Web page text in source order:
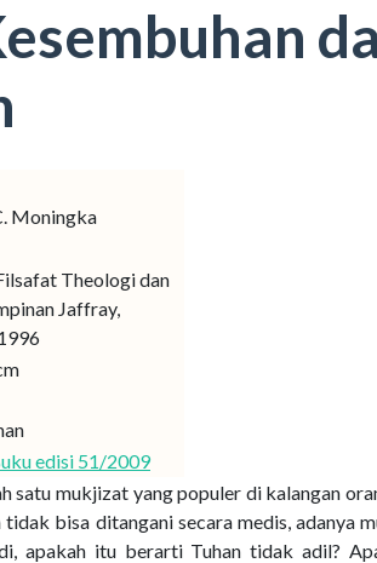
Moningka
Theologi dan
Jaffray,
edisi 51/2009
satu mukjizat yang populer di kalangan
bisa ditangani secara medis, adanya
apakah itu berarti Tuhan tidak adil?